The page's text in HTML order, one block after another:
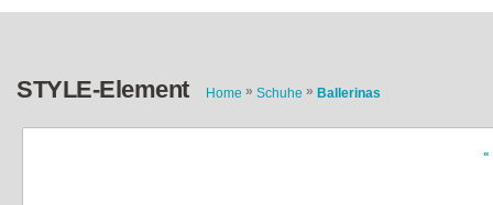
STYLE-Element Home » Schuhe » Ballerinas
«